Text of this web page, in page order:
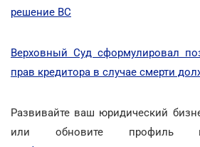
решение ВС
Верховный Суд сформулировал
прав кредитора в случае смерти
Развивайте ваш юридический
или обновите